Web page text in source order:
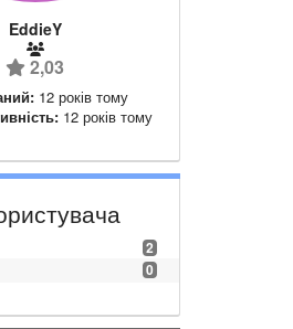
EddieY
2,03
12 років тому
12 років тому
2
0